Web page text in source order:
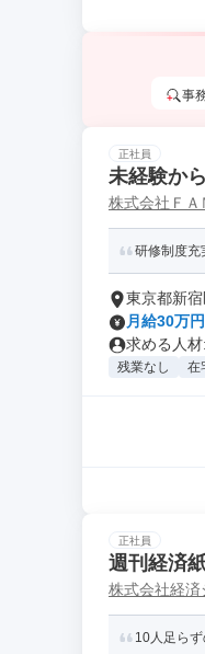
事
正社員
未経験か
株式会社ＦＡ
研修制度充
東京都新
月給30万
求める人
残業なし 在
正社員
週刊経済
株式会社経済
10人足ら